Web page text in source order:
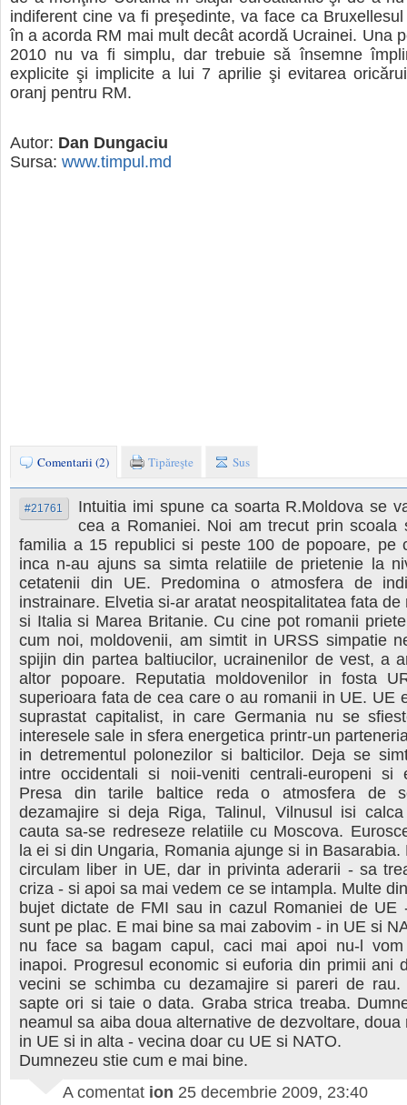
indiferent cine va fi preşedinte, va face ca
în a acorda RM mai mult decât acordă Ucrainei. Una
2010 nu va fi simplu, dar trebuie să însemne
explicite şi implicite a lui 7 aprilie şi evitarea
oranj pentru RM.
Autor: Dan Dungaciu
Sursa: www.timpul.md
Comentarii (2) Tipăreşte Sus
#21761
Intuitia imi spune ca soarta R.Moldova se
cea a Romaniei. Noi am trecut prin scoala
familia a 15 republici si peste 100 de popoare, pe
inca n-au ajuns sa simta relatiile de prietenie la
cetatenii din UE. Predomina o atmosfera de
instrainare. Elvetia si-ar aratat neospitalitatea fata de
si Italia si Marea Britanie. Cu cine pot romanii
cum noi, moldovenii, am simtit in URSS simpatie
spijin din partea baltiucilor, ucrainenilor de vest, a
altor popoare. Reputatia moldovenilor in fosta
superioara fata de cea care o au romanii in UE. UE
suprastat capitalist, in care Germania nu se
interesele sale in sfera energetica printr-un
in detrementul polonezilor si balticilor. Deja se
intre occidentali si noii-veniti centrali-europeni si
Presa din tarile baltice reda o atmosfera de
dezamajire si deja Riga, Talinul, Vilnusul isi
cauta sa-se redreseze relatiile cu Moscova.
la ei si din Ungaria, Romania ajunge si in Basarabia.
circulam liber in UE, dar in privinta aderarii - sa
criza - si apoi sa mai vedem ce se intampla. Multe
bujet dictate de FMI sau in cazul Romaniei de UE
sunt pe plac. E mai bine sa mai zabovim - in UE si
nu face sa bagam capul, caci mai apoi nu-l
inapoi. Progresul economic si euforia din primii ani
vecini se schimba cu dezamajire si pareri de rau.
sapte ori si taie o data. Graba strica treaba.
neamul sa aiba doua alternative de dezvoltare, doua
in UE si in alta - vecina doar cu UE si NATO.
Dumnezeu stie cum e mai bine.
A comentat ion 25 decembrie 2009, 23:40